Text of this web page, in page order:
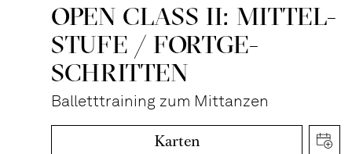
OPEN CLASS II: MITTEL­
STUFE / FORT­GE­
SCHRITTEN
Balletttraining zum Mittanzen
Karten